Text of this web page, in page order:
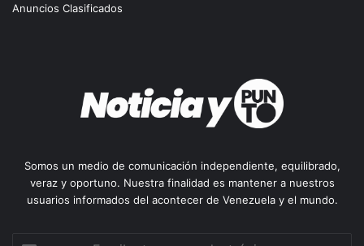
Anuncios Clasificados
Somos un medio de comunicación independiente, equilibrado,
veraz y oportuno. Nuestra finalidad es mantener a nuestros
usuarios informados del acontecer de Venezuela y el mundo.